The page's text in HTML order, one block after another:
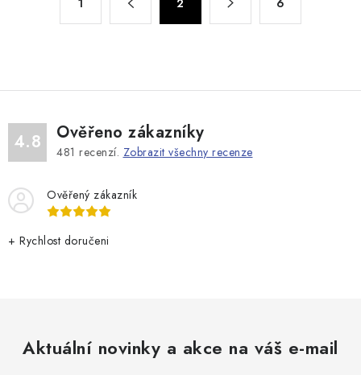
p
v
ý
p
k
v
á
n
1 2 6
4.8 Ověřeno zákazníky
481 recenzí. Zobrazit všechny recenze
Ověřený zákazník
+ Rychlost doručeni
Aktuální novinky a akce na váš e-mail